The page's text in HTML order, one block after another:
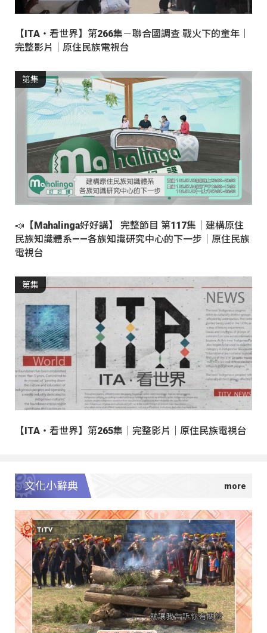
【ITA・看世界】第266集－聯合國調查 戰火下的童年｜
完整影片｜原住民族電視台
第集
📣【Mahalinga好好講】 完整節目 第117集｜建構原住
民族知識體系——各族知識研究中心的下一步｜原住民族
電視台
第集
【ITA・看世界】第265集｜完整影片｜原住民族電視台
文化小辭典